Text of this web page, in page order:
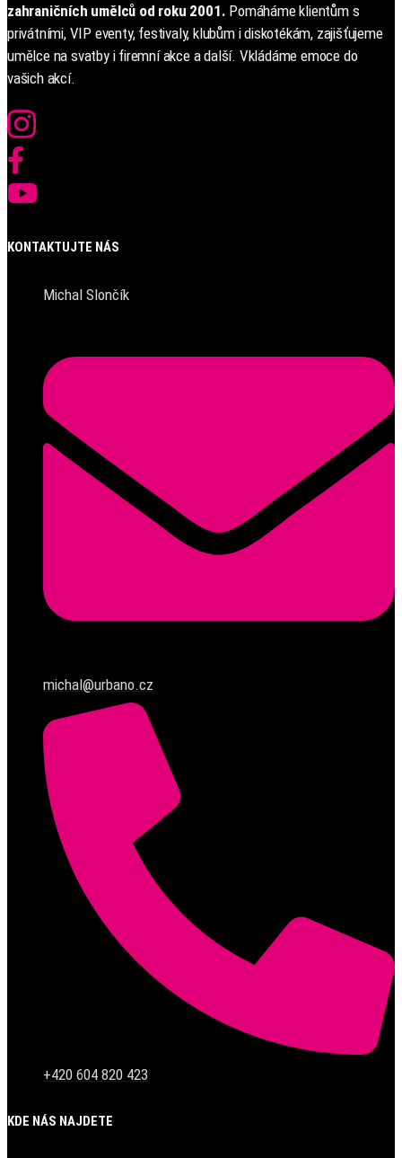
zahraničních umělců od roku 2001. Pomáháme klientům s
privátními, VIP eventy, festivaly, klubům i diskotékám, zajišťujeme
umělce na svatby i firemní akce a další. Vkládáme emoce do
vašich akcí.
KONTAKTUJTE NÁS
Michal Slončík
michal@urbano.cz
+420 604 820 423
KDE NÁS NAJDETE